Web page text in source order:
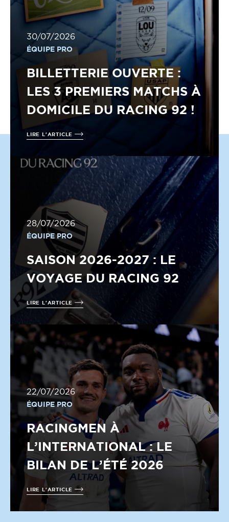
30/07/2026
ÉQUIPE PRO
BILLETTERIE OUVERTE :
LES 3 PREMIERS MATCHS À
DOMICILE DU RACING 92 !
LIRE L'ARTICLE
28/07/2026
ÉQUIPE PRO
SAISON 2026-2027 : LE
VOYAGE DU RACING 92
LIRE L'ARTICLE
22/07/2026
ÉQUIPE PRO
RACINGMEN À
L’INTERNATIONAL : LE
BILAN DE L’ÉTÉ 2026
LIRE L'ARTICLE